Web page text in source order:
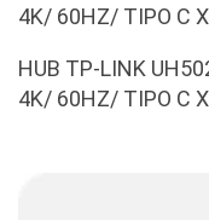
4K/ 60HZ/ TIPO C
HUB TP-LINK
4K/ 60HZ/ TIPO C